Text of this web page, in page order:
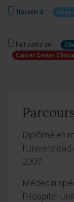
Travaille à : Siège
Fait partie de :
Cancer Center
Diplômé en
2007.
Médecin
l’Hospital